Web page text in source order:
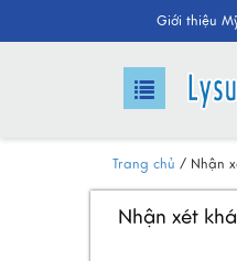
Giới thiệu
Trang chủ / Nhận
Nhận xét